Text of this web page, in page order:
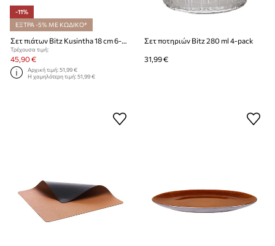
-11%
ΕΞΤΡΑ -5% ΜΕ ΚΩΔΙΚΟ*
Τρέχουσα τιμή:
45,90 €
Αρχική τιμή:51,99 €
Η χαμηλότερη τιμή:51,99 €
Σετ ποτηριών Bitz 280 ml 4-pack
31,99 €